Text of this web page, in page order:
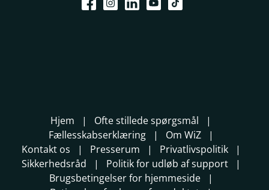
Hjem
Ofte stillede spørgsmål
Fællesskabserklæring
Om WiZ
Kontakt os
Presserum
Privatlivspolitik
Sikkerhedsråd
Politik for udløb af support
Brugsbetingelser for hjemmeside